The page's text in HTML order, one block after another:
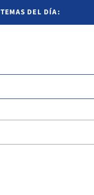
TEMAS DEL DÍA: